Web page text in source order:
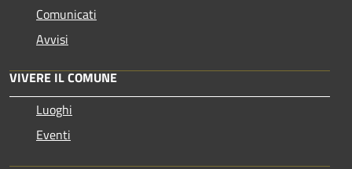
Comunicati
Avvisi
VIVERE IL COMUNE
Luoghi
Eventi